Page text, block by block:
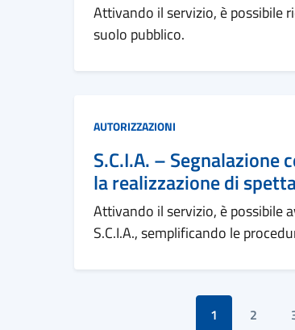
Attivando il servizio, è possibile
suolo pubblico.
Categoria:
AUTORIZZAZIONI
S.C.I.A. –
la realizzazione di
Attivando il servizio, è possibile
S.C.I.A., semplificando le
1 2